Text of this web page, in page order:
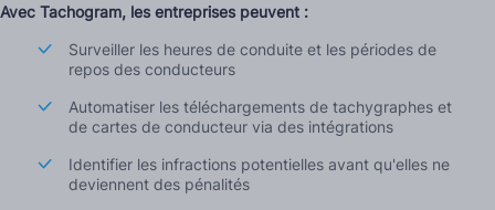
Avec Tachogram, les entreprises peuvent :
Surveiller les heures de conduite et les périodes de
repos des conducteurs
Automatiser les téléchargements de tachygraphes et
de cartes de conducteur via des intégrations
Identifier les infractions potentielles avant qu'elles ne
deviennent des pénalités